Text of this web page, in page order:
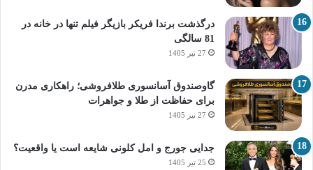
درگذشت برندا فریکر بازیگر فیلم تنها در خانه در
81 سالگی
27 تیر 1405
گاوصندوق آسانسوری طلافروشی؛ راهکاری مدرن
برای حفاظت از طلا و جواهرات
27 تیر 1405
جدایی جورج و امل کلونی شایعه است یا واقعیت؟
25 تیر 1405